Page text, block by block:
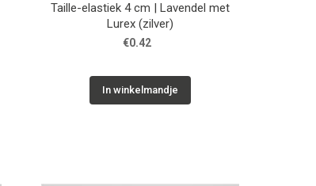
Taille-elastiek 4 cm | Lavendel met
Lurex (zilver)
€0.42
In winkelmandje